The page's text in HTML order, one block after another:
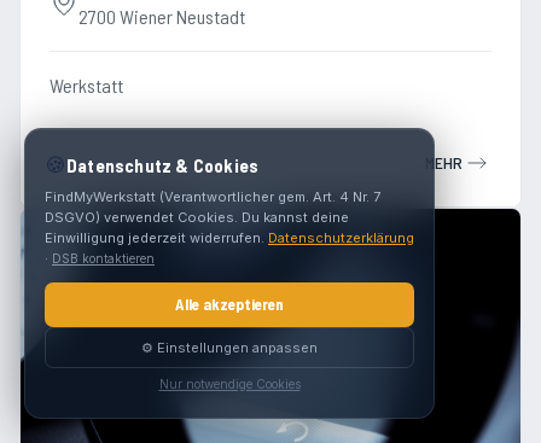
2700 Wiener Neustadt
Werkstatt
MEHR
🍪Datenschutz & Cookies
FindMyWerkstatt (Verantwortlicher gem. Art. 4 Nr. 7
DSGVO) verwendet Cookies. Du kannst deine
Einwilligung jederzeit widerrufen. Datenschutzerklärung
· DSB kontaktieren
Alle akzeptieren
⚙️ Einstellungen anpassen
Nur notwendige Cookies